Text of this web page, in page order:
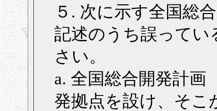
５. 次に示す全国総
記述のうち誤ってい
さい。
a. 全国総合開発計画
発拠点を設け、そこ